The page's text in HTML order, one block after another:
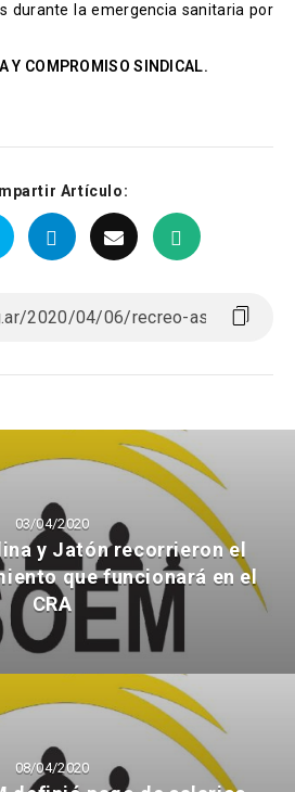
durante la emergencia sanitaria por
Y COMPROMISO SINDICAL.
Artículo:
03/04/2020
y Jatón recorrieron el
que funcionará en el
CRA
08/04/2020